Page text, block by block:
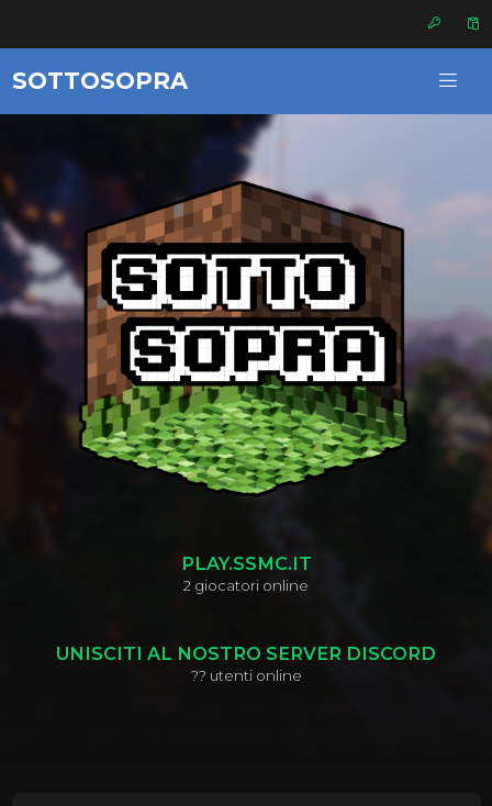
SOTTOSOPRA
PLAY.SSMC.IT
2 giocatori online
UNISCITI AL NOSTRO SERVER DISCORD
?? utenti online